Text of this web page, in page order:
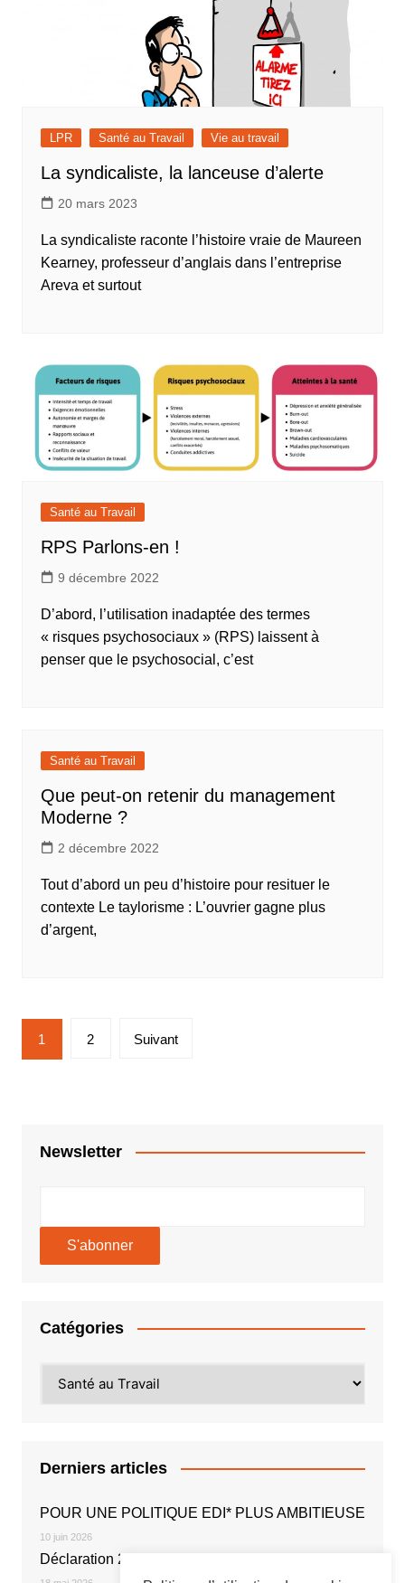
LPR Santé au Travail Vie au travail
La syndicaliste, la lanceuse d’alerte
20 mars 2023
La syndicaliste raconte l’histoire vraie de Maureen
Kearney, professeur d’anglais dans l’entreprise
Areva et surtout
Santé au Travail
RPS Parlons-en !
9 décembre 2022
D’abord, l’utilisation inadaptée des termes
« risques psychosociaux » (RPS) laissent à
penser que le psychosocial, c’est
Santé au Travail
Que peut-on retenir du management
Moderne ?
2 décembre 2022
Tout d’abord un peu d’histoire pour resituer le
contexte Le taylorisme : L’ouvrier gagne plus
d’argent,
Pagination
des
1 2 Suivant
Newsletter
Catégories
Derniers articles
POUR UNE POLITIQUE EDI* PLUS AMBITIEUSE
10 juin 2026
Déclaration 2026